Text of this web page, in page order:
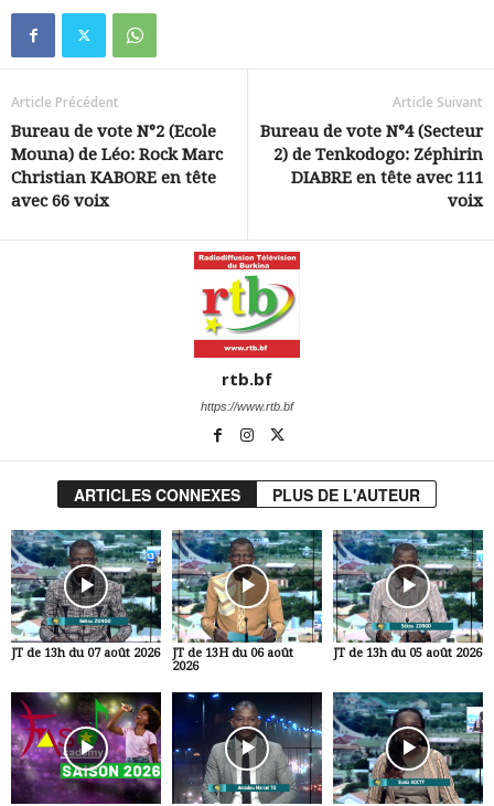
Article Précédent
Bureau de vote N°2 (Ecole
Mouna) de Léo: Rock Marc
Christian KABORE en tête
avec 66 voix
Article Suivant
Bureau de vote N°4 (Secteur
2) de Tenkodogo: Zéphirin
DIABRE en tête avec 111
voix
rtb.bf
https://www.rtb.bf
ARTICLES CONNEXES PLUS DE L'AUTEUR
JT de 13h du 07 août 2026
JT de 13H du 06 août
2026
JT de 13h du 05 août 2026